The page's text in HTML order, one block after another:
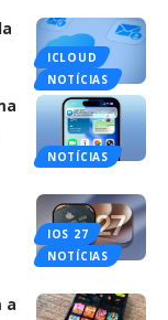
ICLOUD
NOTÍCIAS
NOTÍCIAS
IOS 27
NOTÍCIAS
a